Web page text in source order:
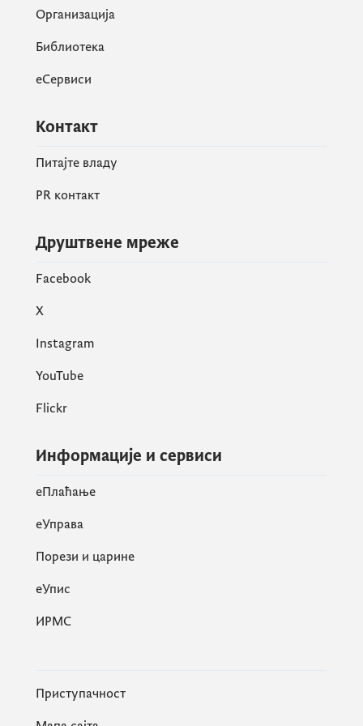
Организација
Библиотека
еСервиси
Контакт
Питајте владу
PR контакт
Друштвене мреже
Facebook
X
Instagram
YouTube
Flickr
Информације и сервиси
eПлаћање
еУправа
Порези и царине
eУпис
ИРМС
Приступачност